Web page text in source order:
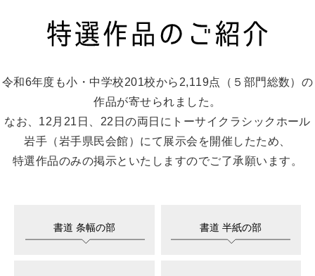
令和6年度も小・中学校201校から2,119点（５部門総数）の
作品が寄せられました。
なお、12月21日、22日の両日にトーサイクラシックホール
岩手（岩手県民会館）にて展示会を開催したため、
特選作品のみの掲示といたしますのでご了承願います。
書道 条幅の部 書道 半紙の部